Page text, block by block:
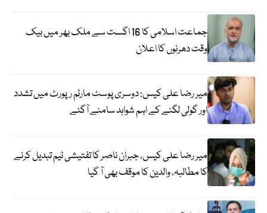
جماعت اسلامی کا 16 اگست سے ملک بھر میں بیک
وقت دھرنوں کا اعلان
میر رضا علی کیس: دوسری پوسٹ مارٹم رپورٹ میں تشدد
اور گولی لگنے کے اہم شواہد سامنے آگئے
میر رضا علی کیس، جبران ناصر کا تفتیشی ٹیم تبدیل کرنے
کا مطالبہ، والدین کا موقف بھی آ گیا